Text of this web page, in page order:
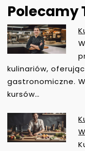
Polecamy
kulinariów,
gastronomiczne.
kursów…
N
A
W
I
G
C
J
A